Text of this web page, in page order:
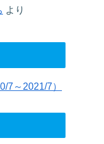
より
7～2021/7）